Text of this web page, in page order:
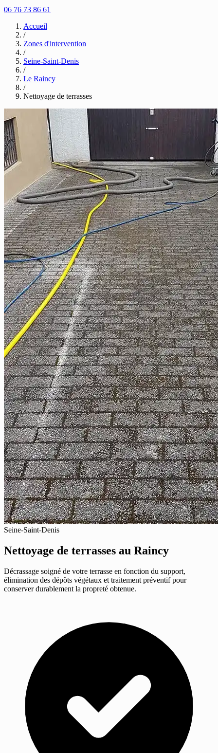
06 76 73 86 61
Accueil
/
Zones d'intervention
/
Seine-Saint-Denis
/
Le Raincy
/
Nettoyage de terrasses
Seine-Saint-Denis
Nettoyage de terrasses au Raincy
Décrassage soigné de votre terrasse en fonction du support,
élimination des dépôts végétaux et traitement préventif pour
conserver durablement la propreté obtenue.